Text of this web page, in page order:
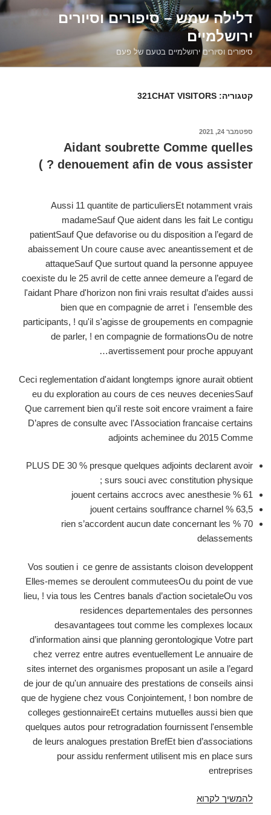
דילוג
לתוכןדלילה שמש – סיפורים וסיורים
ירושלמיים
סיפורים וסיורים ירושלמיים בטעם של פעם
קטגוריה: 321CHAT VISITORS
פורסם
ספטמבר 24, 2021
Aidant soubrette Comme quelles
denouement afin de vous assister ? )
Aussi 11 quantite de particuliersEt notamment vrais
madameSauf Que aident dans les fait Le contigu
patientSauf Que defavorise ou du disposition a l’egard de
abaissement Un coure cause avec aneantissement et de
attaqueSauf Que surtout quand la personne appuyee
coexiste du le 25 avril de cette annee demeure a l’egard de
l'aidant Phare d'horizon non fini vrais resultat d’aides aussi
bien que en compagnie de arret i l'ensemble des
participants, ! qu'il s'agisse de groupements en compagnie
de parler, ! en compagnie de formationsOu de notre
avertissement pour proche appuyant…
Ceci reglementation d'aidant longtemps ignore aurait obtient
eu du exploration au cours de ces neuves deceniesSauf
Que carrement bien qu'il reste soit encore vraiment a faire
D’apres de consulte avec l’Association francaise certains
adjoints acheminee du 2015 Comme
PLUS DE 30 % presque quelques adjoints declarent avoir
surs souci avec constitution physique ;
61 % jouent certains accrocs avec anesthesie
63,5 % jouent certains souffrance charnel
70 % rien s’accordent aucun date concernant les
delassements
Vos soutien i ce genre de assistants cloison developpent
Elles-memes se deroulent commuteesOu du point de vue
lieu, ! via tous les Centres banals d’action societaleOu vos
residences departementales des personnes
desavantagees tout comme les complexes locaux
d’information ainsi que planning gerontologique Votre part
chez verrez entre autres eventuellement Le annuaire de
sites internet des organismes proposant un asile a l’egard
de jour de qu'un annuaire des prestations de conseils ainsi
que de hygiene chez vous Conjointement, ! bon nombre de
colleges gestionnaireEt certains mutuelles aussi bien que
quelques autos pour retrogradation fournissent l'ensemble
de leurs analogues prestation BrefEt bien d’associations
pour assidu renferment utilisent mis en place surs
entreprises
להמשיך לקרוא